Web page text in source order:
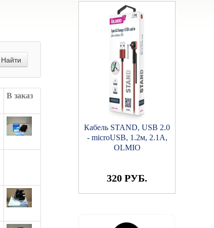
Найти
В заказ
Кабель STAND, USB 2.0
- microUSB, 1.2м, 2.1A,
OLMIO
320 РУБ.